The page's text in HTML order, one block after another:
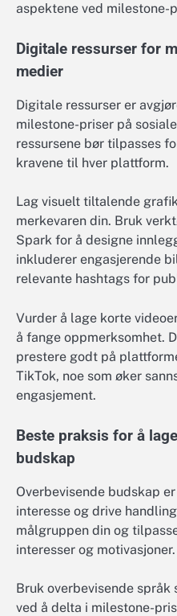
aspektene ved milestone-
Digitale ressurser for
medier
Digitale ressurser er
milestone-priser på
ressursene bør tilpasses
kravene til hver plattform.
Lag visuelt tiltalende
merkevaren din. Bruk
Spark for å designe
inkluderer engasjerende
relevante hashtags for
Vurder å lage korte
å fange oppmerksomhet.
prestere godt på
TikTok, noe som øker
engasjement.
Beste praksis for å
budskap
Overbevisende budskap
interesse og drive
målgruppen din og
interesser og motivasjoner.
Bruk overbevisende
ved å delta i milestone-